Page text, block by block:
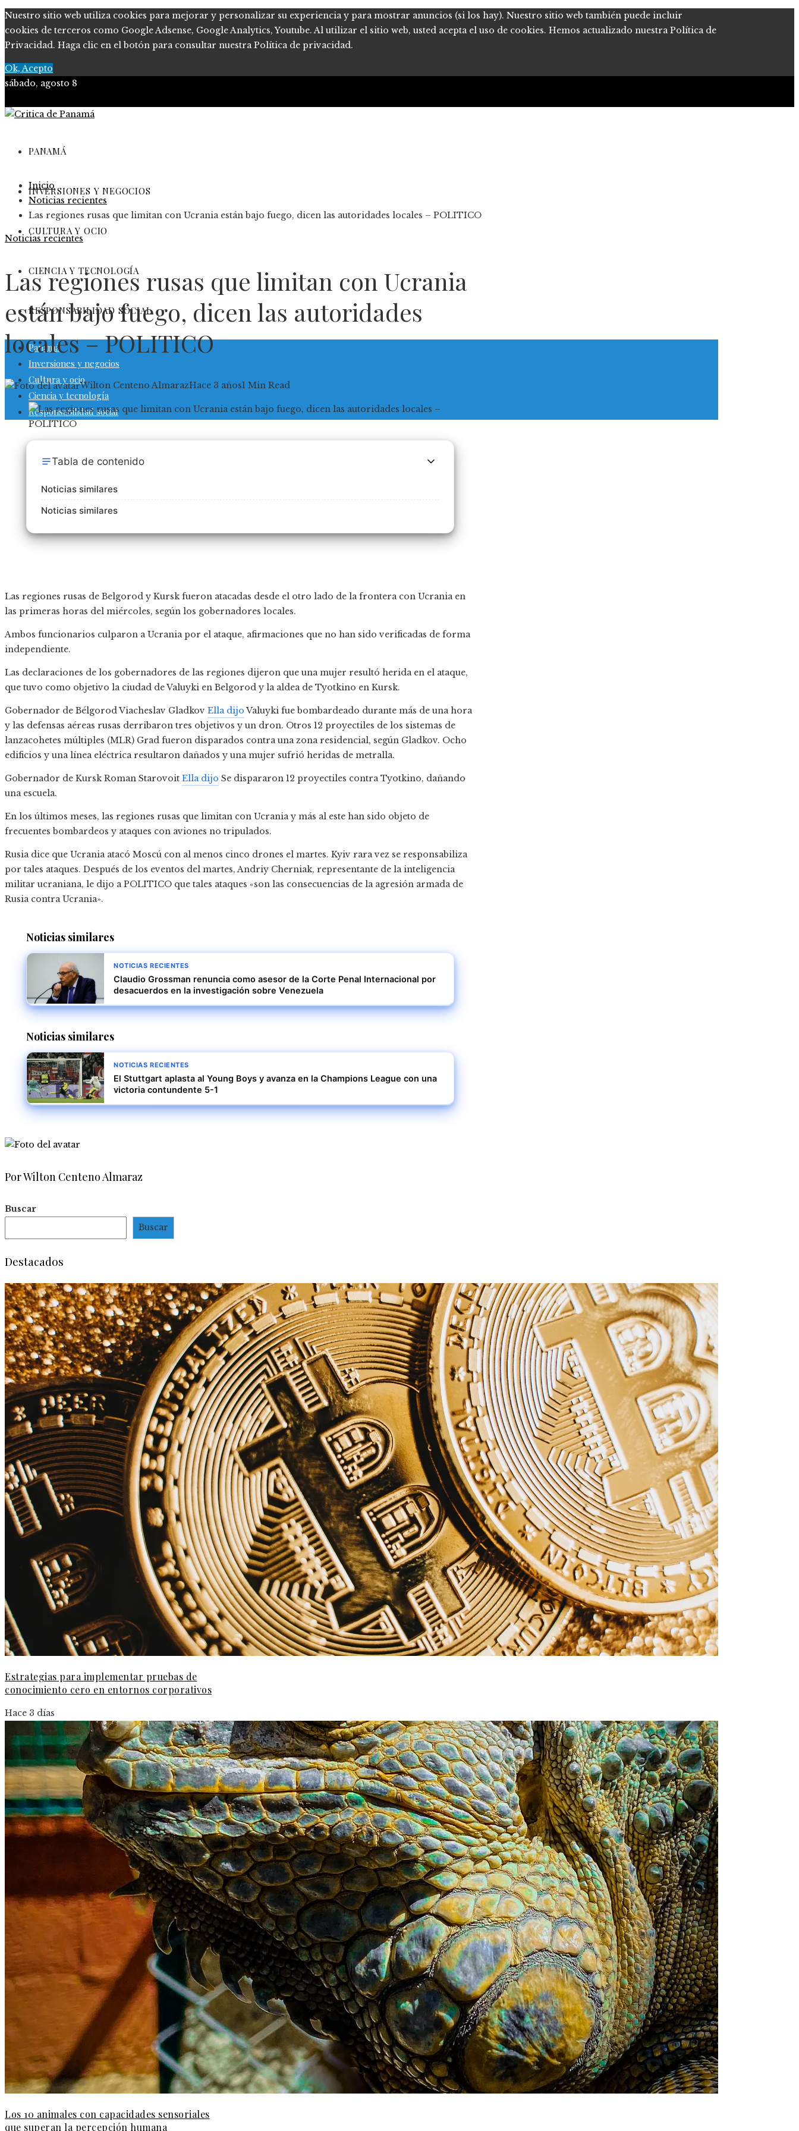
Nuestro sitio web utiliza cookies para mejorar y personalizar su experiencia y para mostrar anuncios (si los hay). Nuestro sitio web también puede incluir
cookies de terceros como Google Adsense, Google Analytics, Youtube. Al utilizar el sitio web, usted acepta el uso de cookies. Hemos actualizado nuestra Política de
Privacidad. Haga clic en el botón para consultar nuestra Política de privacidad.
Ok, Acepto
sábado, agosto 8
PANAMÁ
INVERSIONES Y NEGOCIOS
CULTURA Y OCIO
CIENCIA Y TECNOLOGÍA
RESPONSABILIDAD SOCIAL
Panamá
Inversiones y negocios
Cultura y ocio
Ciencia y tecnología
Responsabilidad social
Inicio
Noticias recientes
Las regiones rusas que limitan con Ucrania están bajo fuego, dicen las autoridades locales – POLITICO
Noticias recientes
Las regiones rusas que limitan con Ucrania
están bajo fuego, dicen las autoridades
locales – POLITICO
Wilton Centeno AlmarazHace 3 años1 Min Read
Tabla de contenido
Noticias similares
Noticias similares
Las regiones rusas de Belgorod y Kursk fueron atacadas desde el otro lado de la frontera con Ucrania en
las primeras horas del miércoles, según los gobernadores locales.
Ambos funcionarios culparon a Ucrania por el ataque, afirmaciones que no han sido verificadas de forma
independiente.
Las declaraciones de los gobernadores de las regiones dijeron que una mujer resultó herida en el ataque,
que tuvo como objetivo la ciudad de Valuyki en Belgorod y la aldea de Tyotkino en Kursk.
Gobernador de Bélgorod Viacheslav Gladkov Ella dijoValuyki fue bombardeado durante más de una hora
y las defensas aéreas rusas derribaron tres objetivos y un dron. Otros 12 proyectiles de los sistemas de
lanzacohetes múltiples (MLR) Grad fueron disparados contra una zona residencial, según Gladkov. Ocho
edificios y una línea eléctrica resultaron dañados y una mujer sufrió heridas de metralla.
Gobernador de Kursk Roman Starovoit Ella dijo Se dispararon 12 proyectiles contra Tyotkino, dañando
una escuela.
En los últimos meses, las regiones rusas que limitan con Ucrania y más al este han sido objeto de
frecuentes bombardeos y ataques con aviones no tripulados.
Rusia dice que Ucrania atacó Moscú con al menos cinco drones el martes. Kyiv rara vez se responsabiliza
por tales ataques. Después de los eventos del martes, Andriy Cherniak, representante de la inteligencia
militar ucraniana, le dijo a POLITICO que tales ataques «son las consecuencias de la agresión armada de
Rusia contra Ucrania».
Noticias similares
NOTICIAS RECIENTES
Claudio Grossman renuncia como asesor de la Corte Penal Internacional por
desacuerdos en la investigación sobre Venezuela
Noticias similares
NOTICIAS RECIENTES
El Stuttgart aplasta al Young Boys y avanza en la Champions League con una
victoria contundente 5-1
Por Wilton Centeno Almaraz
Buscar
Buscar
Destacados
Estrategias para implementar pruebas de
conocimiento cero en entornos corporativos
Hace 3 días
Los 10 animales con capacidades sensoriales
que superan la percepción humana